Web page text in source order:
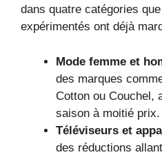
dans quatre catégories
expérimentés ont déjà
Mode femme et
des marques
Cotton ou Couchel,
saison à moitié prix.
Téléviseurs et
des réductions